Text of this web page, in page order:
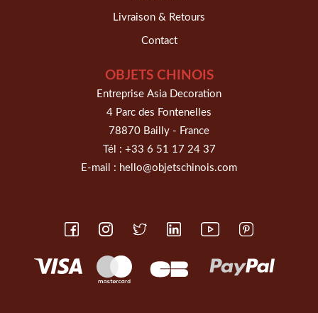
Livraison & Retours
Contact
OBJETS CHINOIS
Entreprise Asia Decoration
4 Parc des Fontenelles
78870 Bailly - France
Tél : +33 6 51 17 24 37
E-mail : hello@objetschinois.com